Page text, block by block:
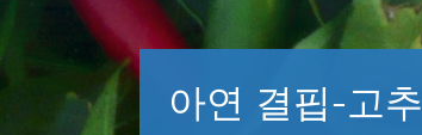
아연 결핍-고추